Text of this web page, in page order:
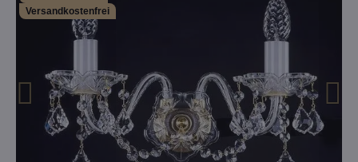
Versandkostenfrei